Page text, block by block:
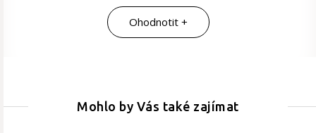
Ohodnotit +
Mohlo by Vás také zajímat